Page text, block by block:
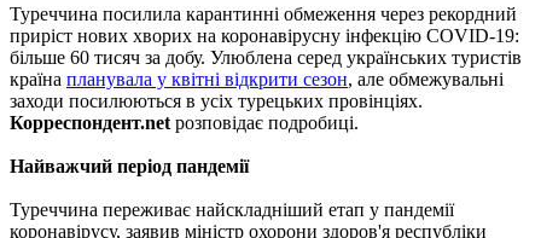
Туреччина посилила карантинні обмеження через рекордний
приріст нових хворих на коронавірусну інфекцію COVID-19:
більше 60 тисяч за добу. Улюблена серед українських туристів
країна планувала у квітні відкрити сезон, але обмежувальні
заходи посилюються в усіх турецьких провінціях.
Корреспондент.net розповідає подробиці.
Найважчий період пандемії
Туреччина переживає найскладніший етап у пандемії
коронавірусу, заявив міністр охорони здоров'я республіки